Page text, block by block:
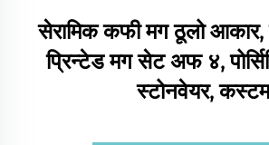
सेरामिक कफी मग ठूलो आकार,
प्रिन्टेड मग सेट अफ ४,
स्टोनवेयर, कस्टम